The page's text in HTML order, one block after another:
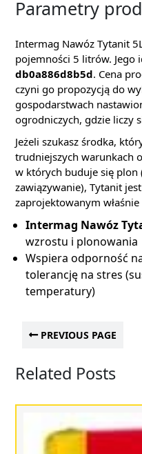
Parametry
Intermag Nawóz Tytanit
pojemności 5 litrów. Jego
db0a886d8b5d. Cena
czyni go propozycją do
gospodarstwach
ogrodniczych, gdzie liczy
Jeżeli szukasz środka,
trudniejszych warunkach
w których buduje się plon
zawiązywanie), Tytanit
zaprojektowanym
Intermag Nawóz
wzrostu i plonowania
Wspiera odporność
tolerancję na stres
temperatury)
PREVIOUS PAGE
Related Posts